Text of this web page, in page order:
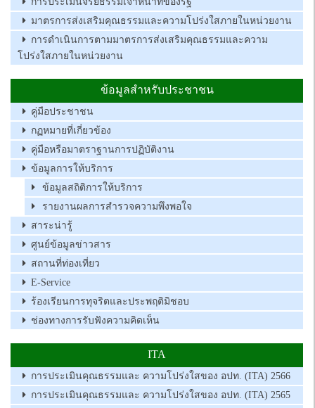
มาตรการส่งเสริมคุณธรรมและความโปร่งใสภายในหน่วยงาน
การดำเนินการตามมาตรการส่งเสริมคุณธรรมและความ
โปร่งใสภายในหน่วยงาน
ข้อมูลสำหรับประชาชน
คู่มือประชาชน
กฏหมายที่เกี่ยวข้อง
คู่มือหรือมาตราฐานการปฏิบัติงาน
ข้อมูลการให้บริการ
ข้อมูลสถิติการให้บริการ
รายงานผลการสำรวจความพึงพอใจ
สาระน่ารู้
ศูนย์ข้อมูลข่าวสาร
สถานที่ท่องเที่ยว
E-Service
ร้องเรียนการทุจริตและประพฤติมิชอบ
ช่องทางการรับฟังความคิดเห็น
ITA
การประเมินคุณธรรมและ ความโปร่งใสของ อปท. (ITA) 2566
การประเมินคุณธรรมและ ความโปร่งใสของ อปท. (ITA) 2565